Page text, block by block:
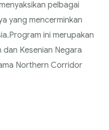
pelbagai
yang mencerminkan
ini merupakan
Kesenian Negara
Northern Corridor